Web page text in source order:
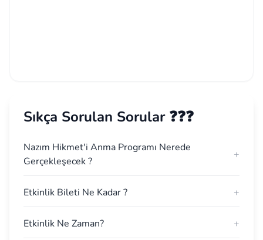
Sıkça Sorulan Sorular ❓❓❓
Nazım Hikmet'i Anma Programı Nerede
Gerçekleşecek ?
+
Etkinlik Bileti Ne Kadar ? +
Etkinlik Ne Zaman? +